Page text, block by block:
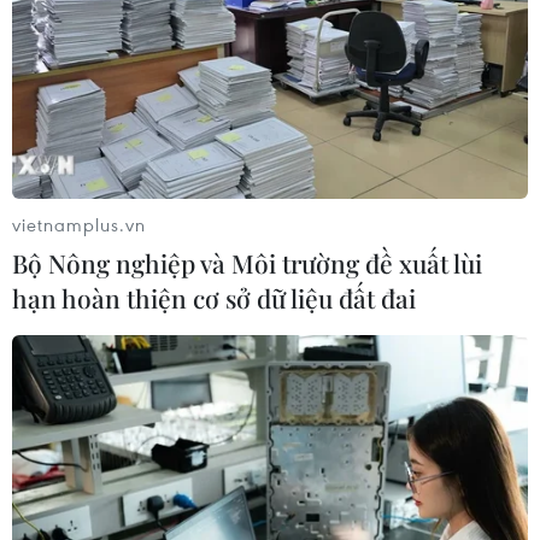
Giáo hoàng Leo XIV ban hành Luật
Cơ bản mới của Vatican
03/08/2026 05:32
Tòa án Nga lần đầu phán quyết về
bản quyền đối với sản phẩm do AI tạo
ra
03/08/2026 04:28
Tây Ban Nha nỗ lực khôi phục trật tự
sau cuộc khủng hoảng chưa từng có
03/08/2026 03:55
vietnamplus.vn
Bộ Nông nghiệp và Môi trường đề xuất lùi
hạn hoàn thiện cơ sở dữ liệu đất đai